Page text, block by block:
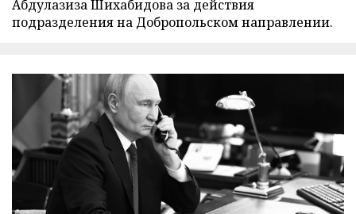
Абдулазиза Шихабидова за действия
подразделения на Добропольском направлении.